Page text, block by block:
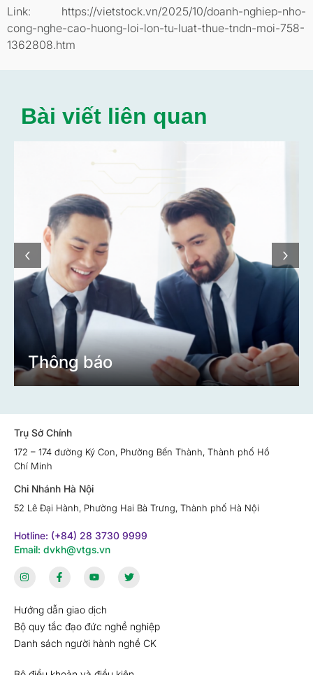
Link: https://vietstock.vn/2025/10/doanh-nghiep-nho-
cong-nghe-cao-huong-loi-lon-tu-luat-thue-tndn-moi-758-
1362808.htm
Bài viết liên quan
Thông báo
‹ ›
Trụ Sở Chính
172 – 174 đường Ký Con, Phường Bến Thành, Thành phố Hồ
Chí Minh
Chi Nhánh Hà Nội
52 Lê Đại Hành, Phường Hai Bà Trưng, Thành phố Hà Nội
Hotline: (+84) 28 3730 9999
Email: dvkh@vtgs.vn
Hướng dẫn giao dịch
Bộ quy tắc đạo đức nghề nghiệp
Danh sách người hành nghề CK